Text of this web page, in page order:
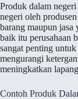
Produk dalam
negeri oleh
barang maupun jasa
baik itu perusahaan
sangat penting
mengurangi
meningkatkan
Contoh Produk